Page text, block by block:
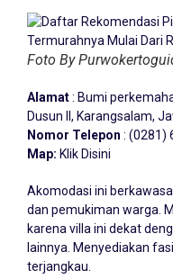
Foto By
Alamat: Bumi
Dusun II, Karangsalam,
Nomor Telepon : (0281)
Map: Klik Disini
Akomodasi ini
dan pemukiman warga.
karena villa ini dekat
lainnya. Menyediakan
terjangkau.